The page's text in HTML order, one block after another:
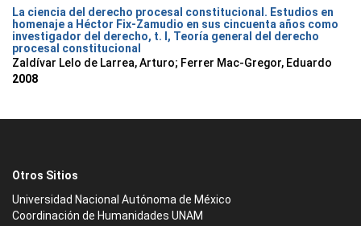
La ciencia del derecho procesal constitucional. Estudios en
homenaje a Héctor Fix-Zamudio en sus cincuenta años como
investigador del derecho, t. I, Teoría general del derecho
procesal constitucional
Zaldívar Lelo de Larrea, Arturo; Ferrer Mac-Gregor, Eduardo
2008
Otros Sitios
Universidad Nacional Autónoma de México
Coordinación de Humanidades UNAM